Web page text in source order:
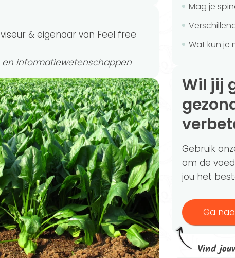
& eigenaar van Feel free
en informatiewetenschappen
Mag je
Wat kun je
Wil jij graag je
Gebruik
om de
jou het
Ga
Vind